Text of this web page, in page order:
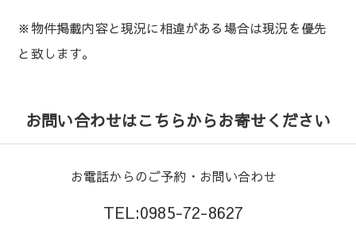
※物件掲載内容と現況に相違がある場合は現況を優先
と致します。
お問い合わせはこちらからお寄せください
お電話からのご予約・お問い合わせ
TEL:0985-72-8627